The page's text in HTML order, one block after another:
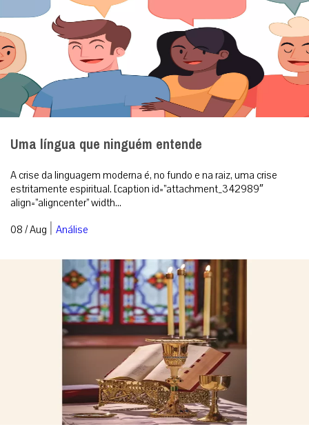
Uma língua que ninguém entende
A crise da linguagem moderna é, no fundo e na raiz, uma crise
estritamente espiritual. [caption id=”attachment_342989″
align=”aligncenter” width...
08 / Aug | Análise